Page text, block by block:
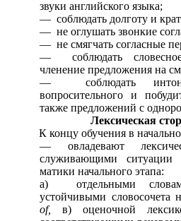
звуки английского языка;
— соблюдать долготу и
— не оглушать звонкие
— не смягчать согласные
— соблюдать
членение предложения на
— соблюдать
вопросительного и
также предложений с
Лексическая
К концу обучения в
— овладевают
служивающими
матики начального этапа:
а) отдельными
устойчивыми словосочета
of, в) оценочной